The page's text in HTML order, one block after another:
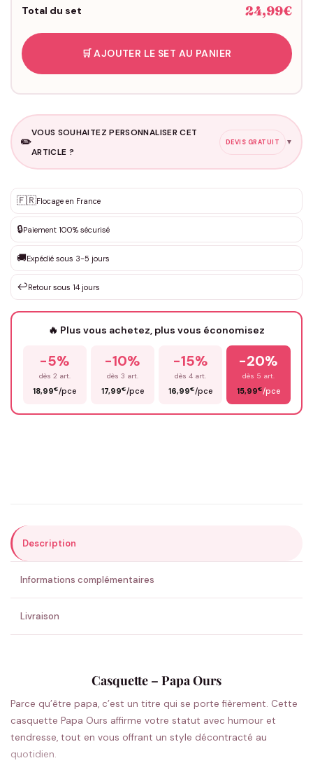
Total du set 24,99€
🛒 AJOUTER LE SET AU PANIER
✏️
VOUS SOUHAITEZ PERSONNALISER CET
ARTICLE ?
DEVIS GRATUIT ▼
✨ Personnalisation sur mesure
DEVIS GRATUIT · Personnalisation de 3 à 10€ selon la demande
Que souhaitez-vous ?*
Votre texte / idée*
Prénom*
ENVOYER MA DEMANDE ✨
💚 Retour sous 24-48h🇫🇷 Flocage en France✅ Validation avant fabrication
🇫🇷Flocage en France
🔒Paiement 100% sécurisé
🚚Expédié sous 3-5 jours
↩️Retour sous 14 jours
🔥 Plus vous achetez, plus vous économisez
-5%
dès 2 art.
18,99€/pce
-10%
dès 3 art.
17,99€/pce
-15%
dès 4 art.
16,99€/pce
-20%
dès 5 art.
15,99€/pce
Description
Informations complémentaires
Livraison
Casquette – Papa Ours
Parce qu’être papa, c’est un titre qui se porte fièrement. Cette
casquette Papa Ours affirme votre statut avec humour et
tendresse, tout en vous offrant un style décontracté au
quotidien.